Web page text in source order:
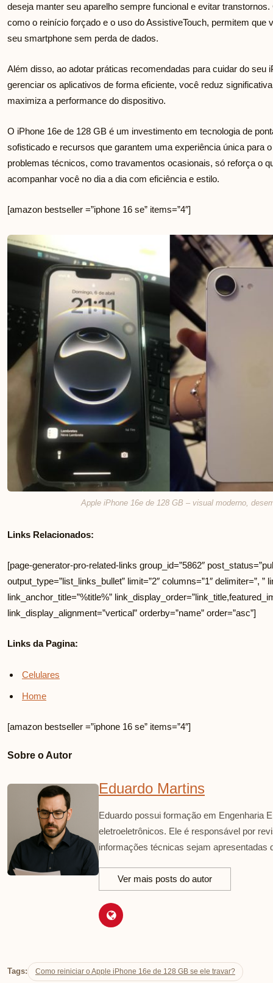
deseja manter seu aparelho sempre funcional e evitar
como o reinício forçado e o uso do AssistiveTouch, permitem que
seu smartphone sem perda de dados.
Além disso, ao adotar práticas recomendadas para cuidar do seu
gerenciar os aplicativos de forma eficiente, você reduz
maximiza a performance do dispositivo.
O iPhone 16e de 128 GB é um investimento em tecnologia de
sofisticado e recursos que garantem uma experiência única para
problemas técnicos, como travamentos ocasionais, só reforça o
acompanhar você no dia a dia com eficiência e estilo.
[amazon bestseller =”iphone 16 se” items=”4″]
Apple iPhone 16e de 128 GB – visual moderno,
Links Relacionados:
[page-generator-pro-related-links group_id=”5862″
output_type=”list_links_bullet” limit=”2″ columns=”1″ delimiter=”, ”
link_anchor_title=”%title%”
link_display_alignment=”vertical” orderby=”name” order=”asc”]
Links da Pagina:
Celulares
Home
[amazon bestseller =”iphone 16 se” items=”4″]
Sobre o Autor
Eduardo Martins
Eduardo possui formação em Engenharia
eletroeletrônicos. Ele é responsável por
informações técnicas sejam apresentadas
Ver mais posts do autor
Tags: Como reiniciar o Apple iPhone 16e de 128 GB se ele travar?